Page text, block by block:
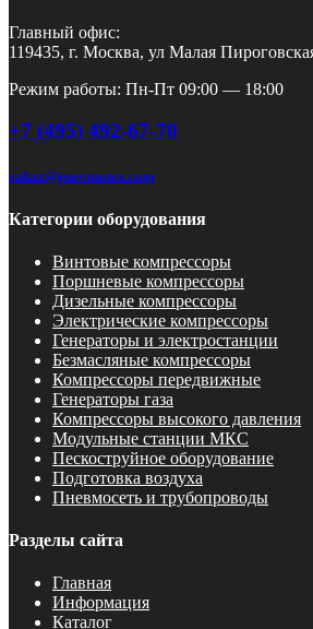
Главный офис:
119435, г. Москва, ул Малая
Режим работы: Пн-Пт 09:00 — 18:00
+7 (495) 492-67-70
zakaz@pnevmotex.com
Категории оборудования
Винтовые компрессоры
Поршневые компрессоры
Дизельные компрессоры
Электрические компрессоры
Генераторы и электростанции
Безмасляные компрессоры
Компрессоры передвижные
Генераторы газа
Компрессоры высокого давления
Модульные станции МКС
Пескоструйное оборудование
Подготовка воздуха
Пневмосеть и трубопроводы
Разделы сайта
Главная
Информация
Каталог